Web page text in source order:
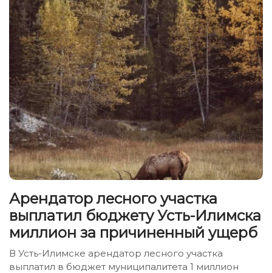
Арендатор лесного участка
выплатил бюджету Усть-Илимска
миллион за причиненный ущерб
В Усть-Илимске арендатор лесного участка
выплатил в бюджет муниципалитета 1 миллион